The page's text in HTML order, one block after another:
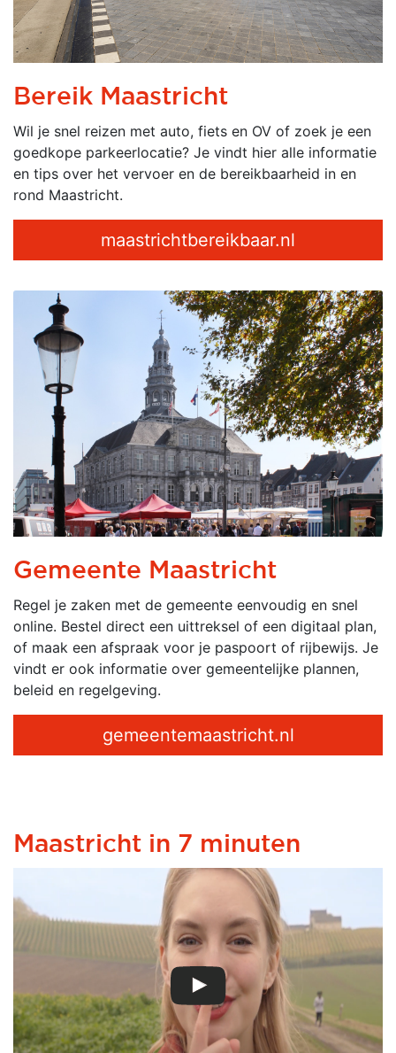
Bereik Maastricht
Wil je snel reizen met auto, fiets en OV of zoek je een
goedkope parkeerlocatie? Je vindt hier alle informatie
en tips over het vervoer en de bereikbaarheid in en
rond Maastricht.
maastrichtbereikbaar.nl
Gemeente Maastricht
Regel je zaken met de gemeente eenvoudig en snel
online. Bestel direct een uittreksel of een digitaal plan,
of maak een afspraak voor je paspoort of rijbewijs. Je
vindt er ook informatie over gemeentelijke plannen,
beleid en regelgeving.
gemeentemaastricht.nl
Maastricht in 7 minuten